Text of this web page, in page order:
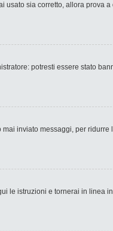
usato sia corretto, allora prova a
potresti essere stato
inviato messaggi, per ridurre
le istruzioni e tornerai in linea